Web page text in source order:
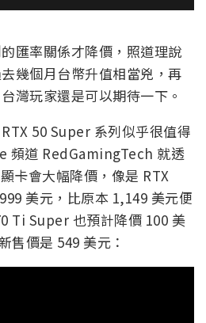
匯率關係才降價，照道理說
幾個月台幣升值相當兇，再
灣玩家還是可以期待一下。
50 Super 系列似乎很值得
頻道 RedGamingTech 就透
卡會大幅降價，像是 RTX
美元，比原本 1,149 美元便
Ti Super 也預計降價 100 美
售價是 549 美元：